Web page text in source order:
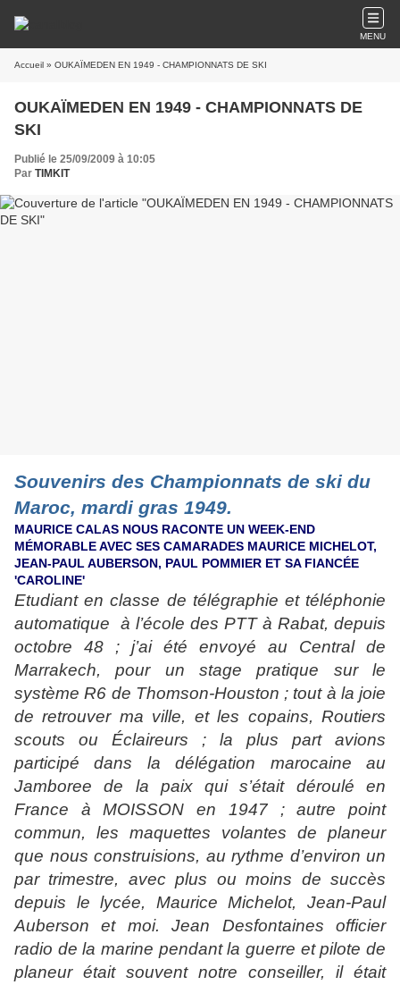
MENU
Accueil » OUKAÏMEDEN EN 1949 - CHAMPIONNATS DE SKI
OUKAÏMEDEN EN 1949 - CHAMPIONNATS DE
SKI
Publié le 25/09/2009 à 10:05
Par TIMKIT
Souvenirs des Championnats de ski du
Maroc, mardi gras 1949.
MAURICE CALAS NOUS RACONTE UN WEEK-END
MÉMORABLE AVEC SES CAMARADES MAURICE MICHELOT,
JEAN-PAUL AUBERSON, PAUL POMMIER ET SA FIANCÉE
'CAROLINE'
Etudiant en classe de télégraphie et téléphonie
automatique
à l’école des PTT à Rabat, depuis
octobre 48 ; j’ai été envoyé
au Central de
Marrakech, pour un stage pratique sur le
système R6 de Thomson-Houston ; tout à la joie
de retrouver ma ville, et les copains, Routiers
scouts ou
Éclaireurs ; la plus part avions
participé dans la délégation marocaine au
Jamboree de la paix qui s’était déroulé en
France à MOISSON en 1947 ; autre point
commun, les maquettes volantes de planeur
que nous construisions, au rythme d’environ un
par trimestre,
avec plus ou moins de succès
depuis le lycée, Maurice Michelot, Jean-Paul
Auberson et moi. Jean Desfontaines officier
radio de la marine pendant la guerre et pilote de
planeur était souvent notre conseiller, il était